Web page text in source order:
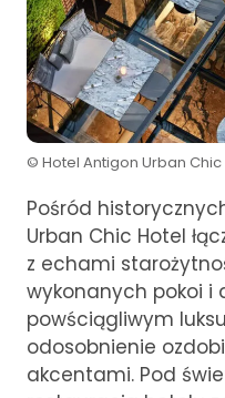
© Hotel Antigon Urban Chic
Pośród
Urban Chic Hotel
z echami
wykonanych pokoi
powściągliwym
odosobnienie
akcentami. Pod